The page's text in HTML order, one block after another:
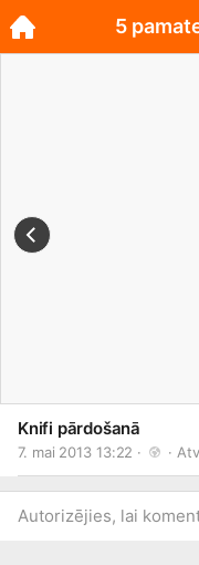
Knifi pārdošanā
7. mai 2013 13:22 · ·
Autorizējies, lai
5